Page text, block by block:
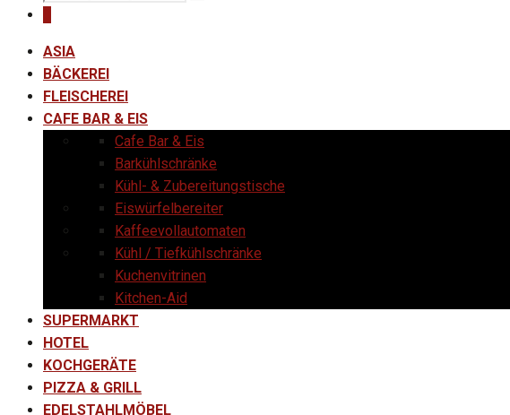
ASIA
BÄCKEREI
FLEISCHEREI
CAFE BAR & EIS
Cafe Bar & Eis
Barkühlschränke
Kühl- & Zubereitungstische
Eiswürfelbereiter
Kaffeevollautomaten
Kühl / Tiefkühlschränke
Kuchenvitrinen
Kitchen-Aid
SUPERMARKT
HOTEL
KOCHGERÄTE
PIZZA & GRILL
EDELSTAHLMÖBEL